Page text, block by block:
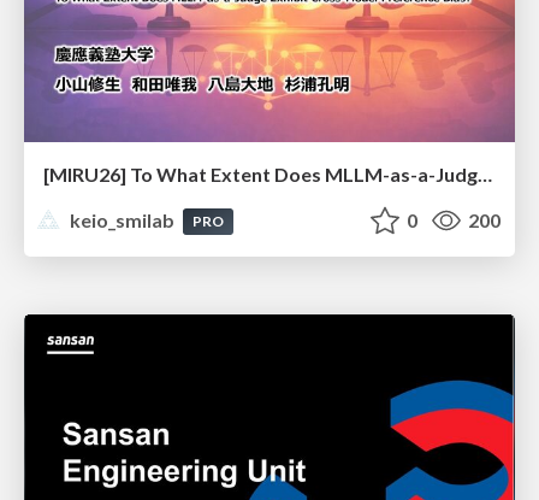
[MIRU26] To What Extent Does MLLM-as-a-Judge Exhibit Cross-Model Preference Bias?
keio_smilab
PRO 0 200